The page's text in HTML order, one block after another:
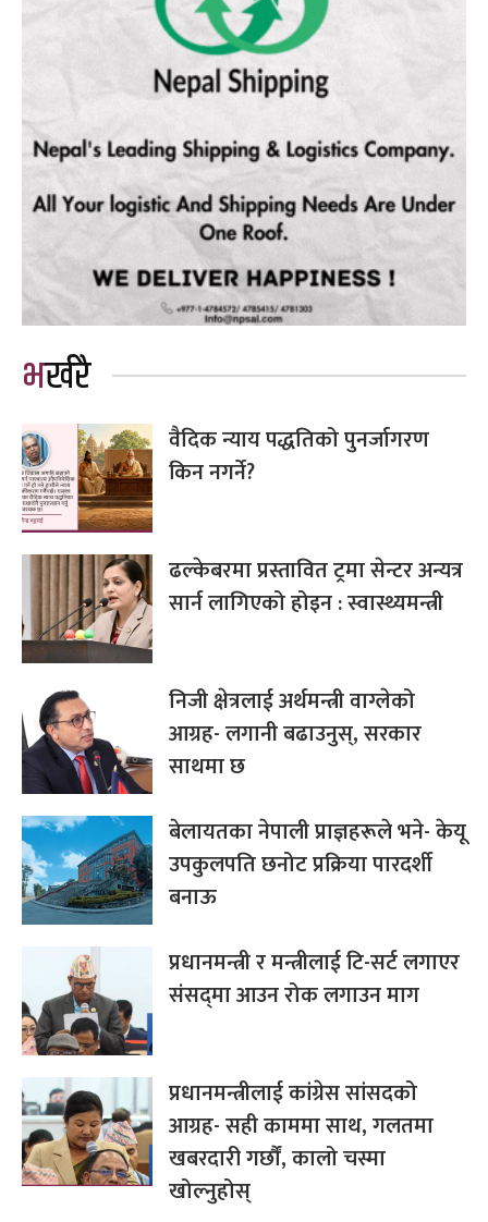
भर्खरै
वैदिक न्याय पद्धतिको पुनर्जागरण
किन नगर्ने?
ढल्केबरमा प्रस्तावित ट्रमा सेन्टर अन्यत्र
सार्न लागिएको होइन : स्वास्थ्यमन्त्री
निजी क्षेत्रलाई अर्थमन्त्री वाग्लेको
आग्रह- लगानी बढाउनुस्, सरकार
साथमा छ
बेलायतका नेपाली प्राज्ञहरूले भने- केयू
उपकुलपति छनोट प्रक्रिया पारदर्शी
बनाऊ
प्रधानमन्त्री र मन्त्रीलाई टि-सर्ट लगाएर
संसद्‌मा आउन रोक लगाउन माग
प्रधानमन्त्रीलाई कांग्रेस सांसदको
आग्रह- सही काममा साथ, गलतमा
खबरदारी गर्छौं, कालो चस्मा
खोल्नुहोस्